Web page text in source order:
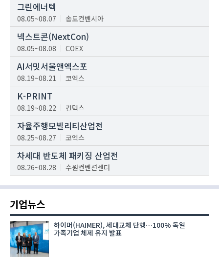
그린에너텍
08.05~08.07 송도컨벤시아
넥스트콘(NextCon)
08.05~08.08 COEX
AI서밋서울앤엑스포
08.19~08.21 코엑스
K-PRINT
08.19~08.22 킨텍스
자율주행모빌리티산업전
08.25~08.27 코엑스
차세대 반도체 패키징 산업전
08.26~08.28 수원컨벤션센터
기업뉴스
하이머(HAIMER), 세대교체 단행…100% 독일
가족기업 체제 유지 발표